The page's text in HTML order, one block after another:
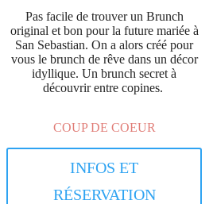
Pas facile de trouver un Brunch
original et bon pour la future mariée à
San Sebastian. On a alors créé pour
vous le brunch de rêve dans un décor
idyllique. Un brunch secret à
découvrir entre copines.
COUP DE COEUR
INFOS ET
RÉSERVATION